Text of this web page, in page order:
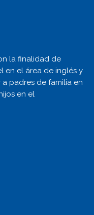
la finalidad de
en el área de inglés y
padres de familia en
en el